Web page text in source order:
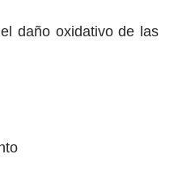
el daño oxidativo de las